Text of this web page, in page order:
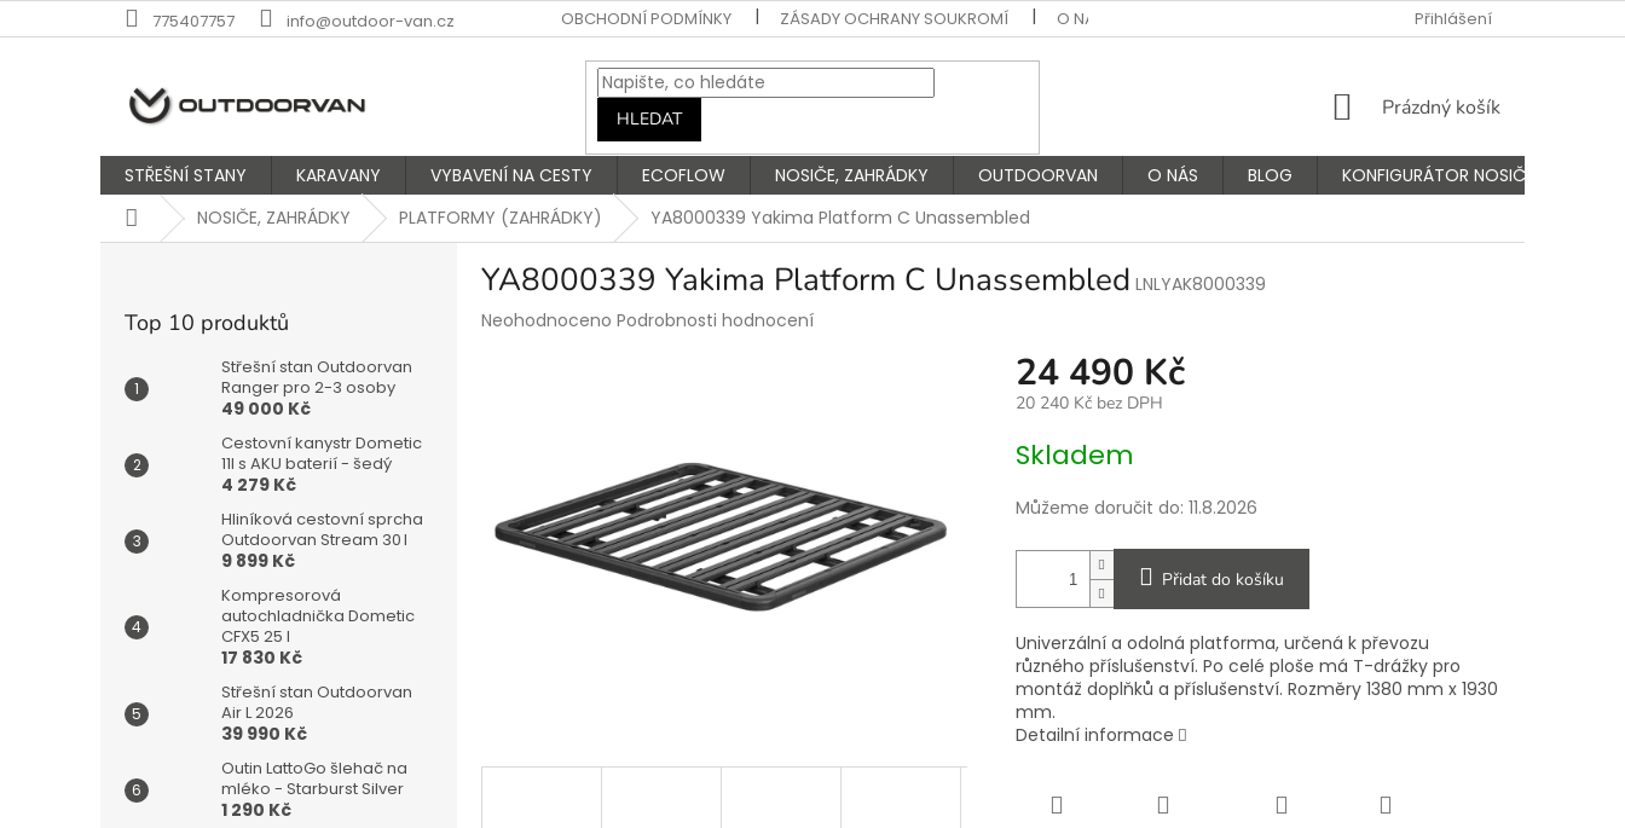
na
775407757 info@outdoor-van.cz OBCHODNÍ PODMÍNKY ZÁSADY OCHRANY SOUKROMÍ O NÁS VÝMĚNA A VRÁCENÍ ZBOŽÍ
Přihlášení
HLEDAT
NÁKUPNÍ
Prázdný košík
STŘEŠNÍ STANY KARAVANY VYBAVENÍ NA CESTY ECOFLOW NOSIČE, ZAHRÁDKY OUTDOORVAN O NÁS BLOG
KONFIGURÁTOR NOSIČŮ
DomůNOSIČE, ZAHRÁDKY PLATFORMY (ZAHRÁDKY) YA8000339 Yakima Platform C Unassembled
Top 10 produktů
Střešní stan Outdoorvan
Ranger pro 2-3 osoby
49 000 Kč
Cestovní kanystr Dometic
11l s AKU baterií - šedý
4 279 Kč
Hliníková cestovní sprcha
Outdoorvan Stream 30 l
9 899 Kč
Kompresorová
autochladnička Dometic
CFX5 25 l
17 830 Kč
Střešní stan Outdoorvan
Air L 2026
39 990 Kč
Outin LattoGo šlehač na
mléko - Starburst Silver
1 290 Kč
YA8000339 Yakima Platform C Unassembled LNLYAK8000339
Průměrné
Neohodnoceno Podrobnosti hodnocení
24 490 Kč
20 240 Kč bez DPH
cena:
Skladem
Můžeme doručit do: 11.8.2026
Přidat do košíku
Univerzální a odolná platforma, určená k převozu
různého příslušenství. Po celé ploše má T-drážky pro
montáž doplňků a příslušenství. Rozměry 1380 mm x 1930
mm.
Detailní informace